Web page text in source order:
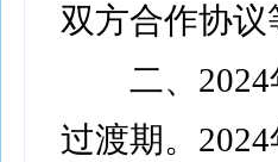
双方合作协议
二、2024
过渡期。